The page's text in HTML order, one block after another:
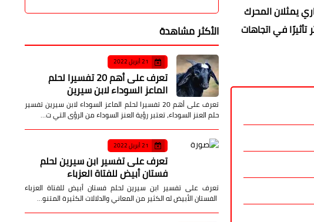
يمثلان المحرك
تأثيرًا في اتجاهات
الأكثر مشاهدة
21 أبريل 2022
تعرف على أهم 20 تفسيرا لحلم
الماعز السوداء لابن سيرين
تعرف على أهم 20 تفسيرا لحلم الماعز السوداء لابن سيرين تفسير
حلم العنز السوداء، تعتبر رؤية العنز السوداء من الرؤى التي ت…
21 أبريل 2022
تعرف على تفسير ابن سيرين لحلم
فستان أبيض للفتاة العزباء
تعرف على تفسير ابن سيرين لحلم فستان أبيض للفتاة العزباء
الفستان الأبيض له الكثير من المعاني والدلالات الكثيرة المتنو…